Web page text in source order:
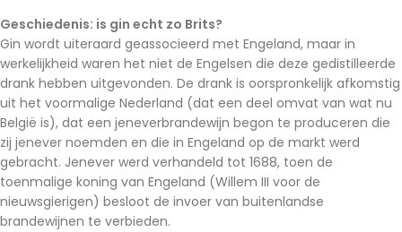
Geschiedenis: is gin echt zo Brits?
Gin wordt uiteraard geassocieerd met Engeland, maar in
werkelijkheid waren het niet de Engelsen die deze gedistilleerde
drank hebben uitgevonden. De drank is oorspronkelijk afkomstig
uit het voormalige Nederland (dat een deel omvat van wat nu
België is), dat een jeneverbrandewijn begon te produceren die
zij jenever noemden en die in Engeland op de markt werd
gebracht. Jenever werd verhandeld tot 1688, toen de
toenmalige koning van Engeland (Willem III voor de
nieuwsgierigen) besloot de invoer van buitenlandse
brandewijnen te verbieden.